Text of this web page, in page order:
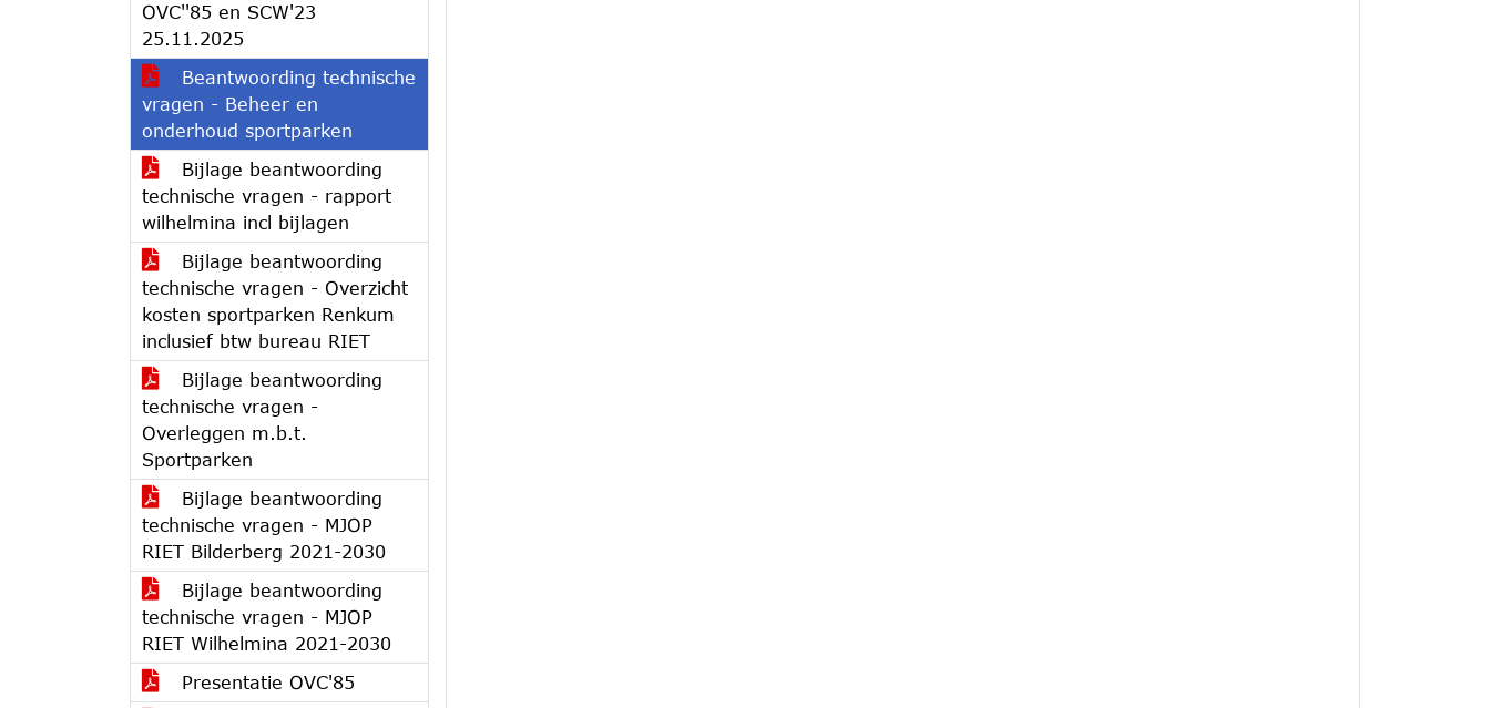
OVC''85 en SCW'23
25.11.2025
Beantwoording technische
vragen - Beheer en
onderhoud sportparken
Bijlage beantwoording
technische vragen - rapport
wilhelmina incl bijlagen
Bijlage beantwoording
technische vragen - Overzicht
kosten sportparken Renkum
inclusief btw bureau RIET
Bijlage beantwoording
technische vragen -
Overleggen m.b.t.
Sportparken
Bijlage beantwoording
technische vragen - MJOP
RIET Bilderberg 2021-2030
Bijlage beantwoording
technische vragen - MJOP
RIET Wilhelmina 2021-2030
Presentatie OVC'85